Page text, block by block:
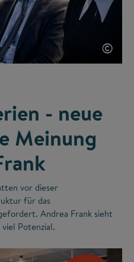
©
- neue
Meinung
vor dieser
für das
Andrea Frank sieht
Potenzial.